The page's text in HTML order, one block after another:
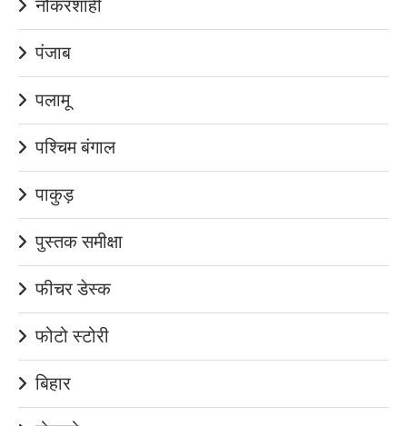
नौकरशाही
पंजाब
पलामू
पश्चिम बंगाल
पाकुड़
पुस्तक समीक्षा
फीचर डेस्क
फोटो स्टोरी
बिहार